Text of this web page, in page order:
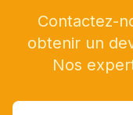
Contactez-
obtenir un
Nos